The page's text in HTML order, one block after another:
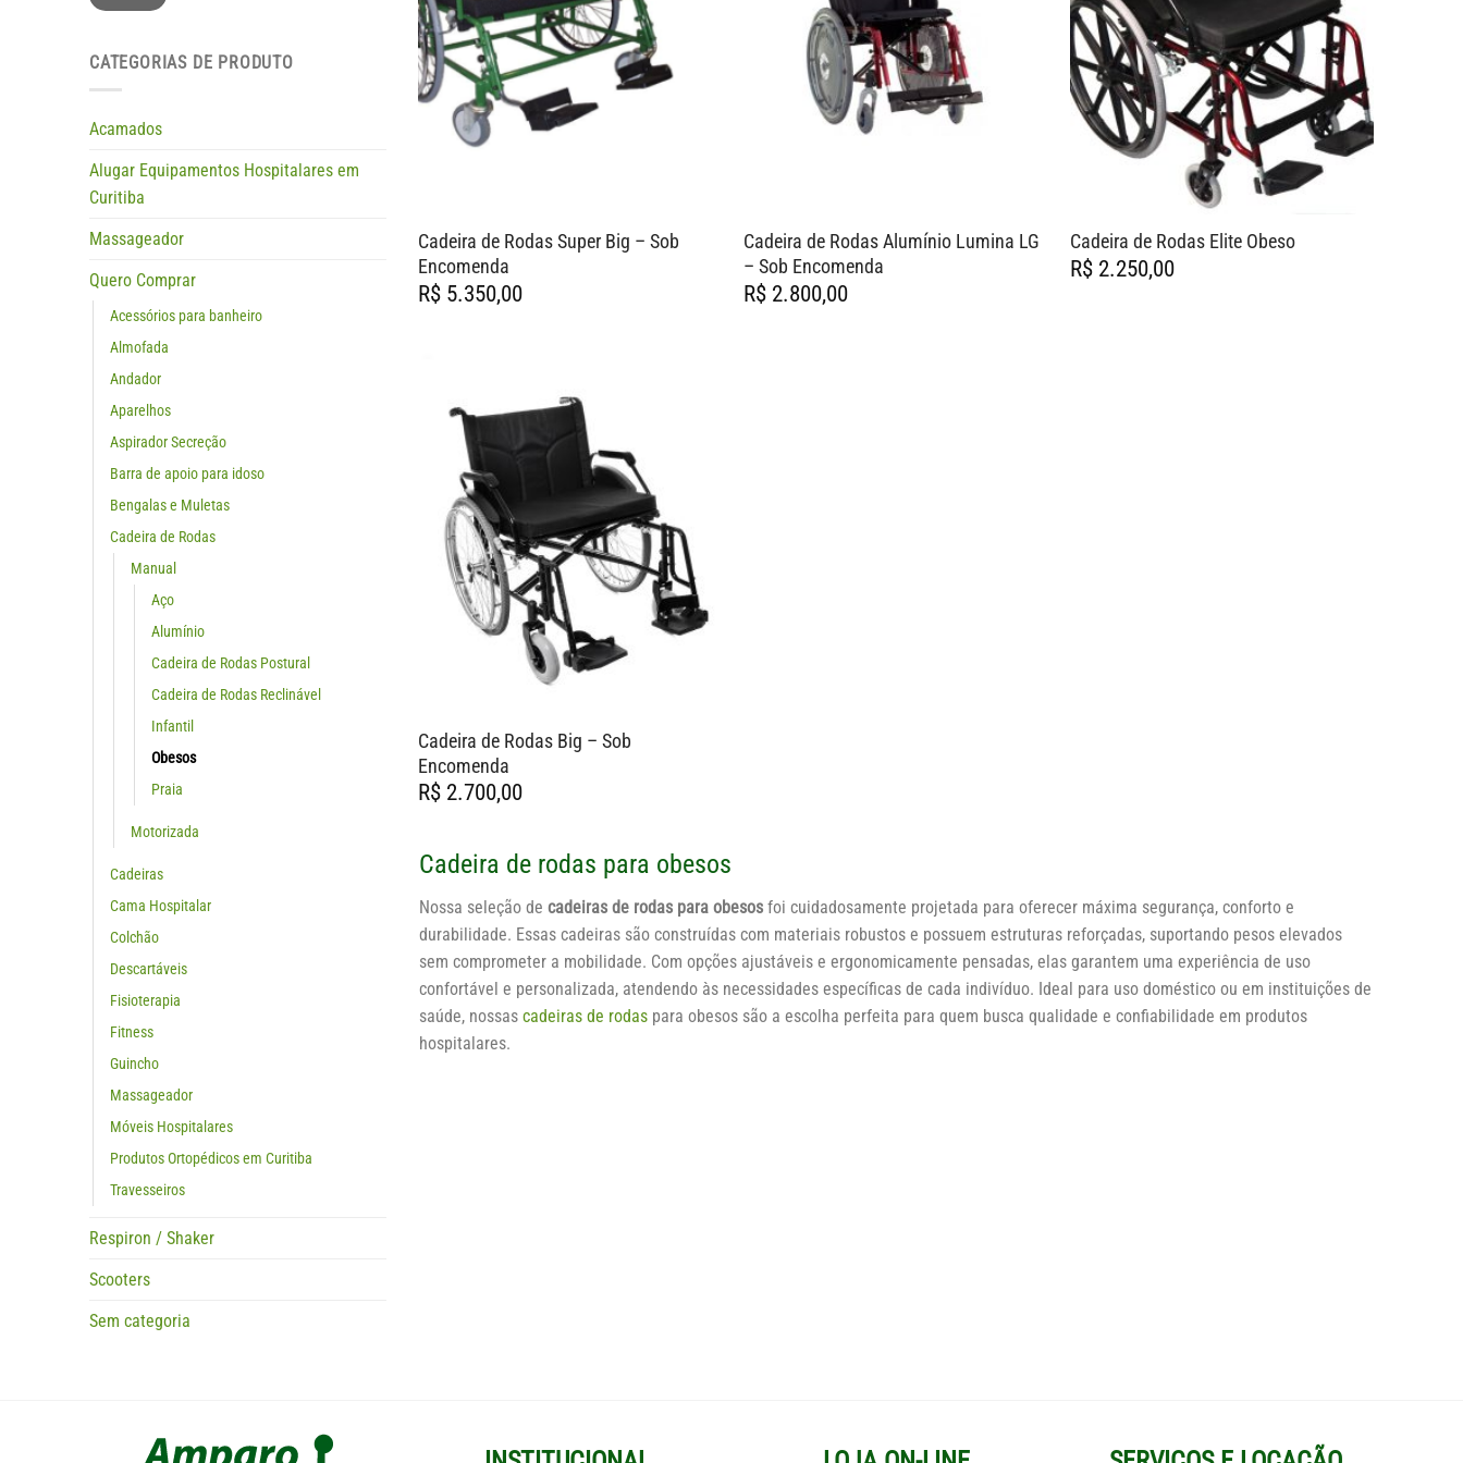
CATEGORIAS DE PRODUTO
Acamados
Alugar Equipamentos Hospitalares em
Curitiba
Massageador
Quero Comprar
Acessórios para banheiro
Almofada
Andador
Aparelhos
Aspirador Secreção
Barra de apoio para idoso
Bengalas e Muletas
Cadeira de Rodas
Manual
Aço
Alumínio
Cadeira de Rodas Postural
Cadeira de Rodas Reclinável
Infantil
Obesos
Praia
Motorizada
Cadeiras
Cama Hospitalar
Colchão
Descartáveis
Fisioterapia
Fitness
Guincho
Massageador
Móveis Hospitalares
Produtos Ortopédicos em Curitiba
Travesseiros
Respiron / Shaker
Scooters
Sem categoria
Cadeira de rodas para obesos
Nossa seleção de cadeiras de rodas para obesosfoi cuidadosamente projetada para oferecer máxima segurança, conforto e
durabilidade. Essas cadeiras são construídas com materiais robustos e possuem estruturas reforçadas, suportando pesos elevados
sem comprometer a mobilidade. Com opções ajustáveis e ergonomicamente pensadas, elas garantem uma experiência de uso
confortável e personalizada, atendendo às necessidades específicas de cada indivíduo. Ideal para uso doméstico ou em instituições de
saúde, nossas cadeiras de rodaspara obesos são a escolha perfeita para quem busca qualidade e confiabilidade em produtos
hospitalares.
Cadeira de Rodas Super Big – Sob
Encomenda
R$ 5.350,00
Cadeira de Rodas Alumínio Lumina LG
– Sob Encomenda
R$ 2.800,00
Cadeira de Rodas Elite Obeso
R$2.250,00
Cadeira de Rodas Big – Sob
Encomenda
R$ 2.700,00